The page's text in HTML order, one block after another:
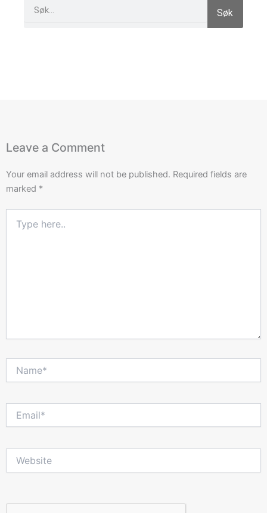
Søk
Leave a Comment
Your email address will not be published. Required fields are
marked *
here..